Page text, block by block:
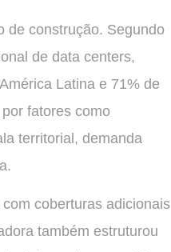
de construção. Segundo
de data centers,
Latina e 71% de
fatores como
territorial, demanda
coberturas adicionais
também estruturou